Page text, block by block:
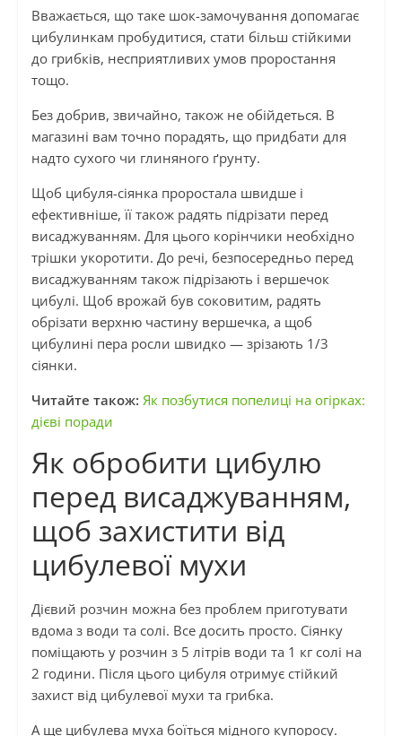
Вважається, що таке шок-замочування допомагає
цибулинкам пробудитися, стати більш стійкими
до грибків, несприятливих умов проростання
тощо.
Без добрив, звичайно, також не обійдеться. В
магазині вам точно порадять, що придбати для
надто сухого чи глиняного ґрунту.
Щоб цибуля-сіянка проростала швидше і
ефективніше, її також радять підрізати перед
висаджуванням. Для цього корінчики необхідно
трішки укоротити. До речі, безпосередньо перед
висаджуванням також підрізають і вершечок
цибулі. Щоб врожай був соковитим, радять
обрізати верхню частину вершечка, а щоб
цибулині пера росли швидко — зрізають 1/3
сіянки.
Читайте також: Як позбутися попелиці на огірках:
дієві поради
Як обробити цибулю
перед висаджуванням,
щоб захистити від
цибулевої мухи
Дієвий розчин можна без проблем приготувати
вдома з води та солі. Все досить просто. Сіянку
поміщають у розчин з 5 літрів води та 1 кг солі на
2 години. Після цього цибуля отримує стійкий
захист від цибулевої мухи та грибка.
А ще цибулева муха боїться мідного купоросу.